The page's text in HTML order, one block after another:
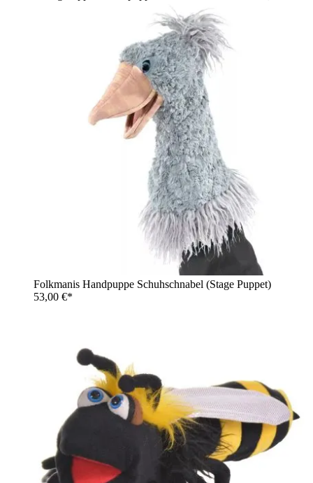
Folkmanis Handpuppe Schuhschnabel (Stage Puppet)
53,00 €*